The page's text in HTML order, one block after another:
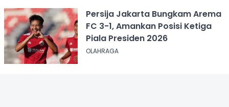
Persija Jakarta Bungkam Arema
FC 3-1, Amankan Posisi Ketiga
Piala Presiden 2026
OLAHRAGA